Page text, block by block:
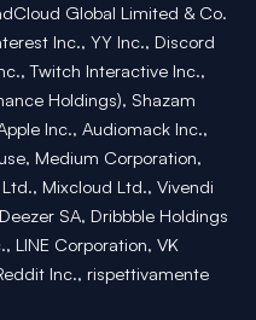
Global Limited & Co.
Inc., YY Inc., Discord
Twitch Interactive Inc.,
Holdings), Shazam
Inc., Audiomack Inc.,
Medium Corporation,
Mixcloud Ltd., Vivendi
SA, Dribbble Holdings
LINE Corporation, VK
Inc., rispettivamente